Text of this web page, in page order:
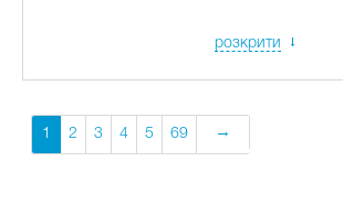
розкрити
1 2 3 4 5 69